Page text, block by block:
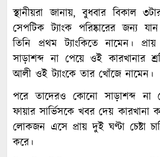
স্থানীয়রা জানায়, বুধবার বিকাল
সেপটিক ট্যাংক পরিষ্কারের জন্য
তিনি প্রথম ট্যাংকিতে নামেন।
সাড়াশব্দ না পেয়ে ওই কারখানার
আলী ওই ট্যাংকে তার খোঁজে নামেন।
পরে তাদেরও কোনো সাড়াশব্দ না
ফায়ার সার্ভিসকে খবর দেয় কারখানা
লোকজন এসে প্রায় দুই ঘণ্টা চেষ্টা
করে।